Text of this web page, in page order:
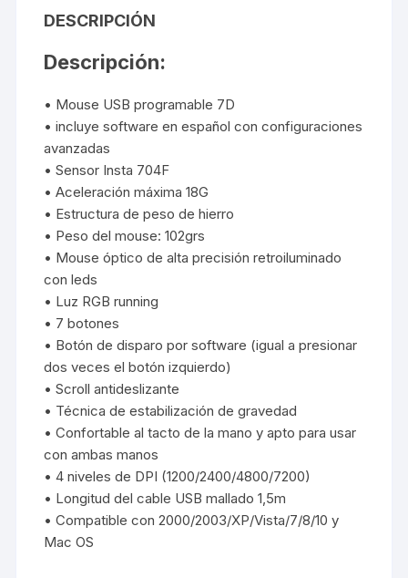
DESCRIPCIÓN
Descripción:
• Mouse USB programable 7D
• incluye software en español con configuraciones
avanzadas
• Sensor Insta 704F
• Aceleración máxima 18G
• Estructura de peso de hierro
• Peso del mouse: 102grs
• Mouse óptico de alta precisión retroiluminado
con leds
• Luz RGB running
• 7 botones
• Botón de disparo por software (igual a presionar
dos veces el botón izquierdo)
• Scroll antideslizante
• Técnica de estabilización de gravedad
• Confortable al tacto de la mano y apto para usar
con ambas manos
• 4 niveles de DPI (1200/2400/4800/7200)
• Longitud del cable USB mallado 1,5m
• Compatible con 2000/2003/XP/Vista/7/8/10 y
Mac OS